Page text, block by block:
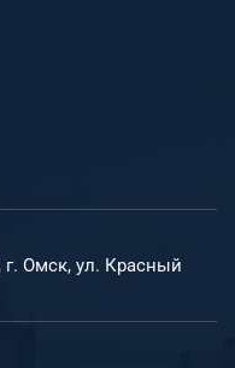
Омск, ул. Красный